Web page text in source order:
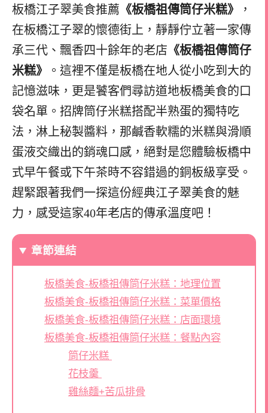
板橋江子翠美食推薦 《板橋祖傳筒仔米糕》
，
在板橋江子翠的懷德街上，靜靜佇立著一家傳
承三代、飄香四十餘年的老店 《板橋祖傳筒仔
米糕》
。這裡不僅是板橋在地人從小吃到大的
記憶滋味，更是饕客們尋訪道地板橋美食的口
袋名單。招牌筒仔米糕搭配半熟蛋的獨特吃
法，淋上秘製醬料，那鹹香軟糯的米糕與滑順
蛋液交織出的銷魂口感，絕對是您體驗板橋中
式早午餐或下午茶時不容錯過的銅板級享受。
趕緊跟著我們一探這份經典江子翠美食的魅
力，感受這家40年老店的傳承溫度吧！
章節連結
板橋美食-板橋祖傳筒仔米糕：地理位置
板橋美食-板橋祖傳筒仔米糕：菜單價格
板橋美食-板橋祖傳筒仔米糕：店面環境
板橋美食-板橋祖傳筒仔米糕：餐點內容
筒仔米糕
花枝羹
雞絲麵+苦瓜排骨